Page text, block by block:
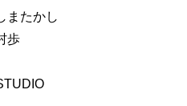
またかし
歩